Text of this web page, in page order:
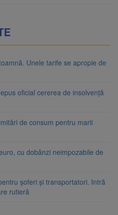
Unele tarife se apropie de
oficial cererea de insolvență
de consum pentru marii
cu dobânzi neimpozabile de
șoferi și transportatori. Intră
rutieră